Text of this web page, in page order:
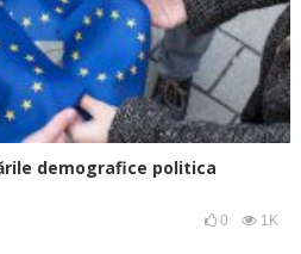
demografice politica
0 1K